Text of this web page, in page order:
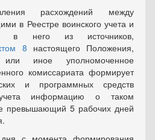
расхождений между
в Реестре воинского учета и
в него из источников,
8 настоящего Положения,
иное уполномоченное
комиссариата формирует
и программных средств
информацию о таком
превышающий 5 рабочих дней